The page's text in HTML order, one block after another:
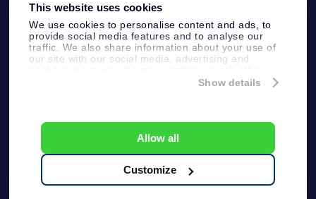
This website uses cookies
We use cookies to personalise content and ads, to
provide social media features and to analyse our
traffic. We also share information about your use of
our site with our social media, advertising and
information that you’ve provided to them or that
Show details
Allow all
Customize
Fly me to the stars VR 앱
환불 정책
별자리
고객 서비스:help@osr.org
일반 사용 약관
개인정보보호 정책
및 면책 조항